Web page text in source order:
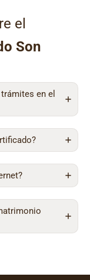
el
Son
en el